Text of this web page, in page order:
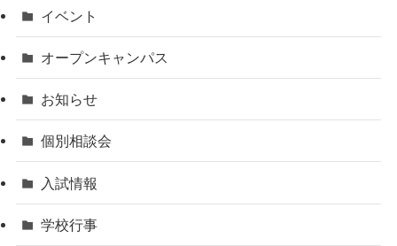
イベント
オープンキャンパス
お知らせ
個別相談会
入試情報
学校行事